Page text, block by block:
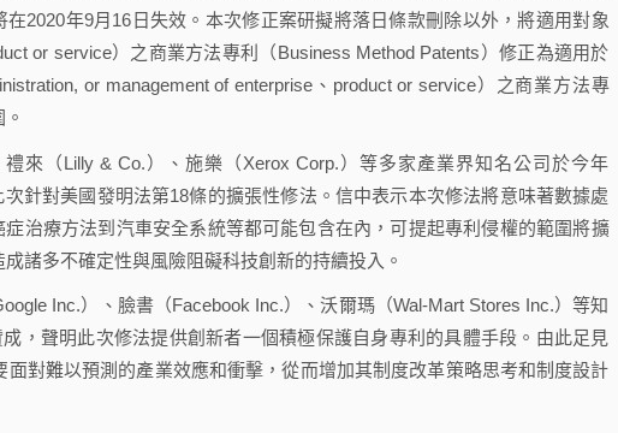
2020年9月16日失效。本次修正案研擬將落日條款刪除以外，將適用對象
or service）之商業方法專利（Business Method Patents）修正為適用於
or management of enterprise、product or service）之商業方法專
（Lilly & Co.）、施樂（Xerox Corp.）等多家產業界知名公司於今年
次針對美國發明法第18條的擴張性修法。信中表示本次修法將意味著數據處
治療方法到汽車安全系統等都可能包含在內，可提起專利侵權的範圍將擴
諸多不確定性與風險阻礙科技創新的持續投入。
Inc.）、臉書（Facebook Inc.）、沃爾瑪（Wal-Mart Stores Inc.）等知
，聲明此次修法提供創新者一個積極保護自身專利的具體手段。由此足見
對難以預測的產業效應和衝擊，從而增加其制度改革策略思考和制度設計